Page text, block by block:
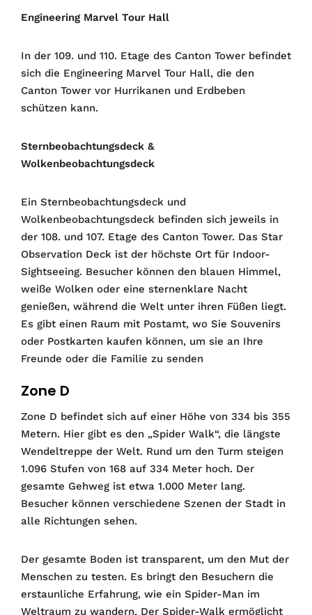
Engineering Marvel Tour Hall
In der 109. und 110. Etage des Canton Tower befindet
sich die Engineering Marvel Tour Hall, die den
Canton Tower vor Hurrikanen und Erdbeben
schützen kann.
Sternbeobachtungsdeck &
Wolkenbeobachtungsdeck
Ein Sternbeobachtungsdeck und
Wolkenbeobachtungsdeck befinden sich jeweils in
der 108. und 107. Etage des Canton Tower. Das Star
Observation Deck ist der höchste Ort für Indoor-
Sightseeing. Besucher können den blauen Himmel,
weiße Wolken oder eine sternenklare Nacht
genießen, während die Welt unter ihren Füßen liegt.
Es gibt einen Raum mit Postamt, wo Sie Souvenirs
oder Postkarten kaufen können, um sie an Ihre
Freunde oder die Familie zu senden
Zone D
Zone D befindet sich auf einer Höhe von 334 bis 355
Metern. Hier gibt es den „Spider Walk“, die längste
Wendeltreppe der Welt. Rund um den Turm steigen
1.096 Stufen von 168 auf 334 Meter hoch. Der
gesamte Gehweg ist etwa 1.000 Meter lang.
Besucher können verschiedene Szenen der Stadt in
alle Richtungen sehen.
Der gesamte Boden ist transparent, um den Mut der
Menschen zu testen. Es bringt den Besuchern die
erstaunliche Erfahrung, wie ein Spider-Man im
Weltraum zu wandern. Der Spider-Walk ermöglicht